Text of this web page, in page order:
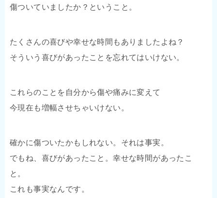
傷ついていましたか？ということ。
たくさんの喜びや幸せな時間もありましたよね？
そういう喜びがあったことを忘れてはいけない。
これらのことを自分から傷や痛みに変えて
今現在も増幅させちゃいけない。
確かに傷ついたかもしれない。それは事実。
でもね、喜びがあったこと。幸せな時間があったこ
と。
これも事実なんです。